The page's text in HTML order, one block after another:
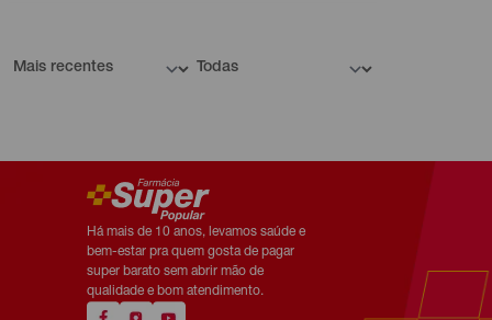
Há mais de 10 anos, levamos saúde e
bem-estar pra quem gosta de pagar
super barato sem abrir mão de
qualidade e bom atendimento.